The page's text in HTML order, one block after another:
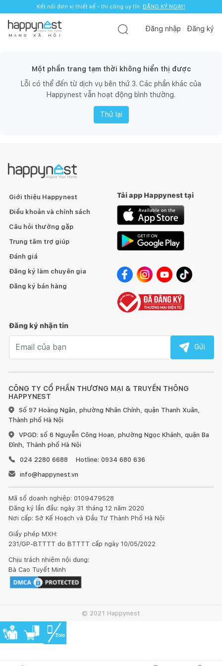
Kết nối đơn vị thiết kế - thi công uy tín. ĐĂNG KÝ NGAY!
M Ạ N G X Ã H Ộ I
Đăng nhập Đăng ký
Một phần trang tạm thời không hiển thị được
Lỗi có thể đến từ dịch vụ bên thứ 3. Các phần khác của
Happynest vẫn hoạt động bình thường.
Thử lại
CÔNG TY CỔ PHẦN THƯƠNG MẠI & TRUYỀN THÔNG
HAPPYNEST
Số 97 Hoàng Ngân, phường Nhân Chính, quận Thanh Xuân,
Thành phố Hà Nội
VPGD: số 6 Nguyễn Công Hoan, phường Ngọc Khánh, quận Ba
Đình, Thành phố Hà Nội
024 2280 6688
Hotline: 0934 680 636
info@happynest.vn
Mã số doanh nghiệp: 0109479528
Đăng ký lần đầu: ngày 31 tháng 12 năm 2020
Nơi cấp: Sở Kế Hoạch và Đầu Tư Thành Phố Hà Nội
Giấy phép MXH:
231/GP-BTTTT do BTTTT cấp ngày 10/05/2022
Chịu trách nhiệm nội dung:
Bà Cao Tuyết Minh
Giới thiệu Happynest
Điều khoản và chính sách
Câu hỏi thường gặp
Trung tâm trợ giúp
Đánh giá
Đăng ký làm chuyên gia
Đăng ký bán hàng
Tải app Happynest tại
Đăng ký nhận tin
Gửi
© 2021 Happynest